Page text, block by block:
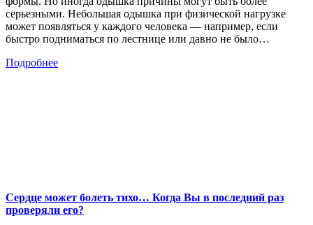
серьезными. Небольшая одышка при физической нагрузке
может появляться у каждого человека — например, если
быстро подниматься по лестнице или давно не было…
Подробнее
Сердце может болеть тихо… Когда Вы в последний раз
проверяли его?